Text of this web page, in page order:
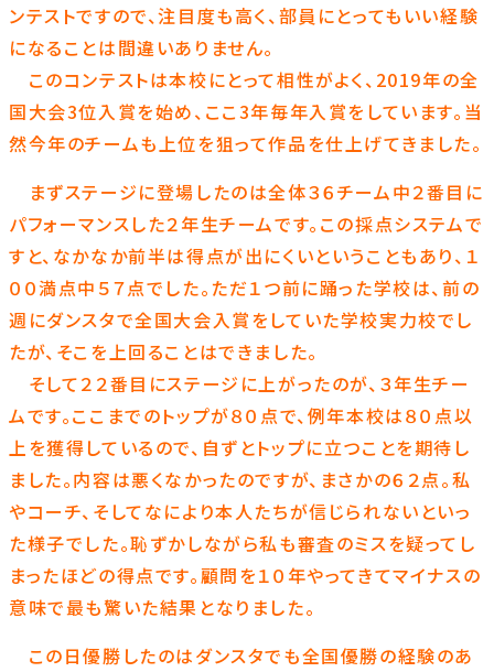
ンテストですので、注目度も高く、部員にとってもいい経験
になることは間違いありません。
このコンテストは本校にとって相性がよく、2019年の全
国大会3位入賞を始め、ここ3年毎年入賞をしています。当
然今年のチームも上位を狙って作品を仕上げてきました。
まずステージに登場したのは全体３６チーム中２番目に
パフォーマンスした２年生チームです。この採点システムで
すと、なかなか前半は得点が出にくいということもあり、１
００満点中５７点でした。ただ１つ前に踊った学校は、前の
週にダンスタで全国大会入賞をしていた学校実力校でし
たが、そこを上回ることはできました。
そして２２番目にステージに上がったのが、３年生チー
ムです。ここまでのトップが８０点で、例年本校は８０点以
上を獲得しているので、自ずとトップに立つことを期待し
ました。内容は悪くなかったのですが、まさかの６２点。私
やコーチ、そしてなにより本人たちが信じられないといっ
た様子でした。恥ずかしながら私も審査のミスを疑ってし
まったほどの得点です。顧問を１０年やってきてマイナスの
意味で最も驚いた結果となりました。
この日優勝したのはダンスタでも全国優勝の経験のあ